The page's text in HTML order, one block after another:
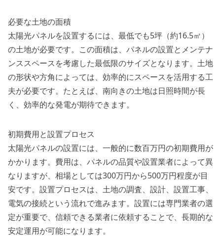
必要な土地の面積
太陽光パネルを設置するには、最低でも5坪（約16.5㎡）
の土地が必要です。この面積は、パネルの設置とメンテナ
ンススペースを考慮した最低限のサイズとなります。土地
の形状や方角によっては、効率的にスペースを活用する工
夫が必要です。たとえば、南向きの土地は日照時間が長
く、効率的な発電が期待できます。
初期費用と設置プロセス
太陽光パネルの設置には、一般的に数百万円の初期費用が
かかります。費用は、パネルの品質や設置業者によって異
なりますが、相場としては300万円から500万円程度が目
安です。設置プロセスは、土地の調査、設計、設置工事、
電気の接続という流れで進みます。設置には専門業者の選
定が重要で、信頼できる業者に依頼することで、長期的な
安定運用が可能になります。